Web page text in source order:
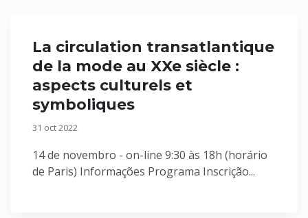
La circulation transatlantique
de la mode au XXe siècle :
aspects culturels et
symboliques
31 oct 2022
14 de novembro - on-line 9:30 às 18h (horário
de Paris) Informações Programa Inscrição...